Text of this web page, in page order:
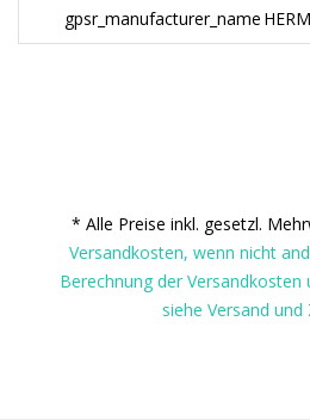
gpsr_manufacturer_name
* Alle Preise inkl. gesetzl.
Versandkosten, wenn nicht
Berechnung der
siehe Versand und